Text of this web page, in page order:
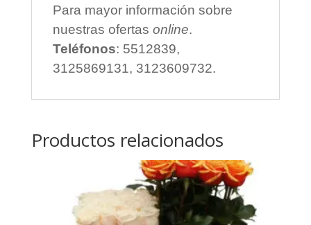
Para mayor información sobre
nuestras ofertas online.
Teléfonos: 5512839,
3125869131, 3123609732.
Productos relacionados